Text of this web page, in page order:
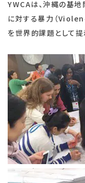
YWCAは、沖縄の基地
に対する暴力（
を世界的課題として提